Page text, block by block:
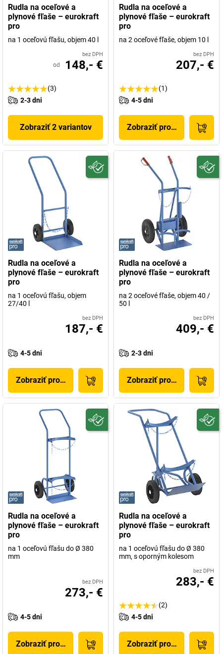
Rudla na oceľové a
plynové fľaše – eurokraft
pro
na 1 oceľovú fľašu, objem 40 l
bez DPH
od 148,- €
(3)
2-3 dni
Zobraziť 2 variantov
Rudla na oceľové a
plynové fľaše – eurokraft
pro
na 2 oceľové fľaše, objem 10 l
bez DPH
207,- €
(1)
4-5 dni
Zobraziť produkt
Rudla na oceľové a
plynové fľaše – eurokraft
pro
na 1 oceľovú fľašu, objem
27/40 l
bez DPH
187,- €
4-5 dni
Zobraziť produkt
Rudla na oceľové a
plynové fľaše – eurokraft
pro
na 2 oceľové fľaše, objem 40 /
50 l
bez DPH
409,- €
2-3 dni
Zobraziť produkt
Rudla na oceľové a
plynové fľaše – eurokraft
pro
na 1 oceľovú fľašu do Ø 380
mm
bez DPH
273,- €
4-5 dni
Zobraziť produkt
Rudla na oceľové a
plynové fľaše – eurokraft
pro
na 1 oceľovú fľašu do Ø 380
mm, s oporným kolesom
bez DPH
283,- €
(2)
4-5 dni
Zobraziť produkt